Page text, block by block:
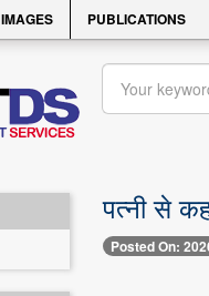
IMAGES PUBLICATIONS
पत्नी से
Posted On: